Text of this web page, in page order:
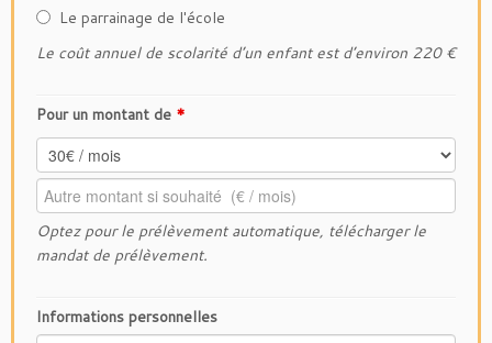
Le parrainage de l'école
Le coût annuel de scolarité d’un enfant est d’environ 220 €
Pour un montant de *
Optez pour le prélèvementautomatique, télécharger le
mandat de prélèvement.
Informations personnelles